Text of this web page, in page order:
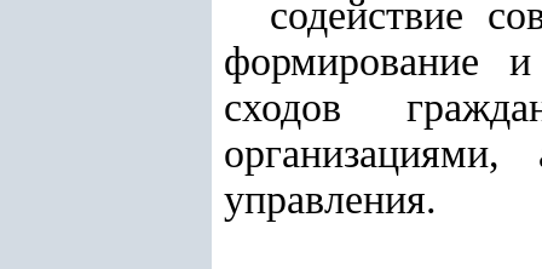
содействие
формирование и
сходов
управления.